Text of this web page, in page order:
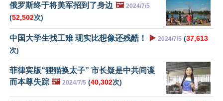
俄罗斯终于将美军招到了身边 🖼️ 2024/7/5
(52,502次)
中国大学生找工难 现实比想像还残酷！ ▶️ 2024/7/5 (37,613
次)
菲律宾版“狸猫换太子” 市长疑是中共间谍
而本尊失踪 🖼️ 2024/7/5 (40,302次)